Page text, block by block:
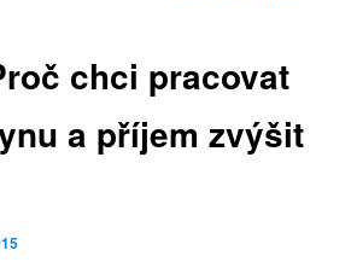
chci pracovat
a příjem zvýšit